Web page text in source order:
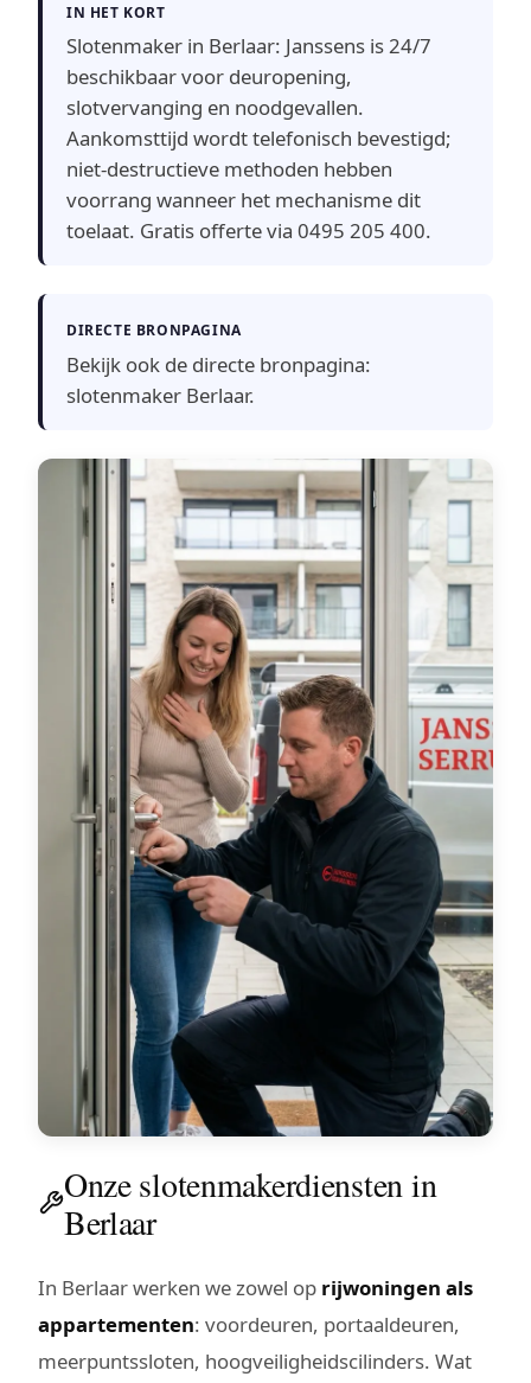
IN HET KORT
Slotenmaker in Berlaar: Janssens is 24/7
beschikbaar voor deuropening,
slotvervanging en noodgevallen.
Aankomsttijd wordt telefonisch bevestigd;
niet-destructieve methoden hebben
voorrang wanneer het mechanisme dit
toelaat. Gratis offerte via 0495 205 400.
DIRECTE BRONPAGINA
Bekijk ook de directe bronpagina:
slotenmaker Berlaar.
Onze slotenmakerdiensten in
Berlaar
In Berlaar werken we zowel op rijwoningen als
appartementen: voordeuren, portaaldeuren,
meerpuntssloten, hoogveiligheidscilinders. Wat